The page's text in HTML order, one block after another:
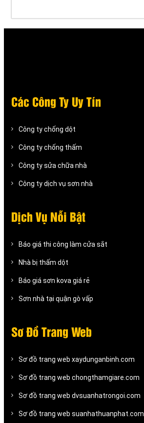
Các Công Ty Uy Tín
Công ty chống dột
Công ty chống thấm
Công ty sửa chữa nhà
Công ty dịch vụ sơn nhà
Dịch Vụ Nỗi Bật
Báo giá thi công làm cửa sắt
Nhà bị thấm dột
Báo giá sơn kova giá rẻ
Sơn nhà tại quận gò vấp
Sơ Đồ Trang Web
Sơ đồ trang web xaydunganbinh.com
Sơ đồ trang web chongthamgiare.com
Sơ đồ trang web dvsuanhatrongoi.com
Sơ đồ trang web suanhathuanphat.com